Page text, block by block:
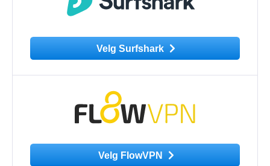
Velg Surfshark
Velg FlowVPN